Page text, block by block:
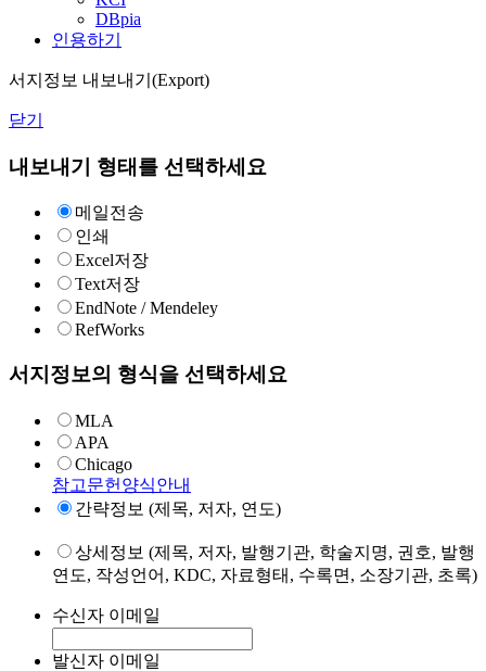
DBpia
인용하기
서지정보 내보내기(Export)
닫기
내보내기 형태를 선택하세요
메일전송
인쇄
Excel저장
Text저장
EndNote / Mendeley
RefWorks
서지정보의 형식을 선택하세요
MLA
APA
Chicago
참고문헌양식안내
간략정보 (제목, 저자, 연도)
상세정보 (제목, 저자, 발행기관, 학술지명, 권호, 발행
연도, 작성언어, KDC, 자료형태, 수록면, 소장기관, 초록)
수신자 이메일
발신자 이메일